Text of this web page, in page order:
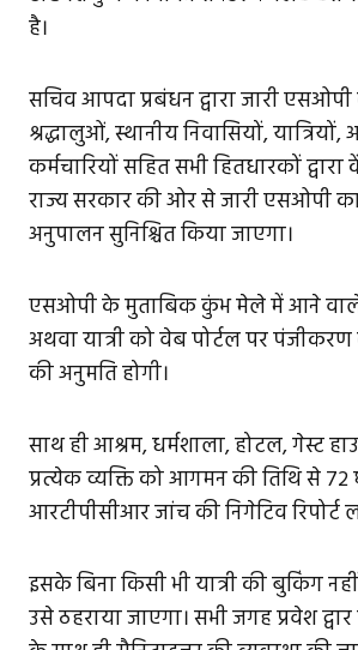
है।
सचिव आपदा प्रबंधन द्वारा जारी
श्रद्धालुओं, स्थानीय निवासियों, यात्रियों,
कर्मचारियों सहित सभी हितधारकों
राज्य सरकार की ओर से जारी एसओपी
अनुपालन सुनिश्चित किया जाएगा।
एसओपी के मुताबिक कुंभ मेले में आने वाले
अथवा यात्री को वेब पोर्टल पर
की अनुमति होगी।
साथ ही आश्रम, धर्मशाला, होटल, गेस्ट
प्रत्येक व्यक्ति को आगमन की तिथि से
आरटीपीसीआर जांच की निगेटिव रिपोर्ट
इसके बिना किसी भी यात्री की बुकिंग
उसे ठहराया जाएगा। सभी जगह प्रवेश द्वार